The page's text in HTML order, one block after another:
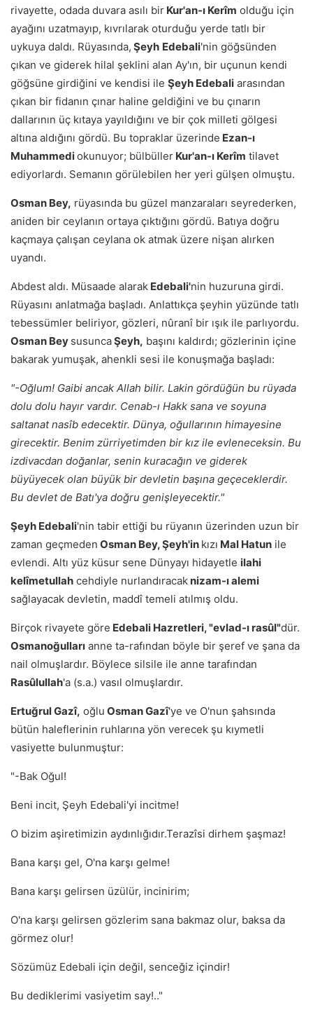
rivayette, odada duvara asılı bir Kur'an-ı Kerîm olduğu için
ayağını uzatmayıp, kıvrılarak oturduğu yerde tatlı bir
uykuya daldı. Rüyasında, Şeyh Edebali'nin göğsünden
çıkan ve giderek hilal şeklini alan Ay'ın, bir uçunun kendi
göğsüne girdiğini ve kendisi ile Şeyh Edebali arasından
çıkan bir fidanın çınar haline geldiğini ve bu çınarın
dallarının üç kıtaya yayıldığını ve bir çok milleti gölgesi
altına aldığını gördü. Bu topraklar üzerinde Ezan-ı
Muhammediokunuyor; bülbüller Kur'an-ı Kerîm tilavet
ediyorlardı. Semanın görülebilen her yeri gülşen olmuştu.
Osman Bey, rüyasında bu güzel manzaraları seyrederken,
aniden bir ceylanın ortaya çıktığını gördü. Batıya doğru
kaçmaya çalışan ceylana ok atmak üzere nişan alırken
uyandı.
Abdest aldı. Müsaade alarak Edebali'nin huzuruna girdi.
Rüyasını anlatmağa başladı. Anlattıkça şeyhin yüzünde tatlı
tebessümler beliriyor, gözleri, nûranî bir ışık ile parlıyordu.
Osman Bey susuncaŞeyh, başını kaldırdı; gözlerinin içine
bakarak yumuşak, ahenkli sesi ile konuşmağa başladı:
"-Oğlum! Gaibi ancak Allah bilir. Lakin gördüğün bu rüyada
dolu dolu hayır vardır. Cenab-ı Hakk sana ve soyuna
saltanat nasîb edecektir. Dünya, oğullarının himayesine
girecektir. Benim zürriyetimden bir kız ile evleneceksin. Bu
izdivacdan doğanlar, senin kuracağın ve giderek
büyüyecek olan büyük bir devletin başına geçeceklerdir.
Bu devlet de Batı'ya doğru genişleyecektir."
Şeyh Edebali'nin tabir ettiği bu rüyanın üzerinden uzun bir
zaman geçmeden Osman Bey, Şeyh'in kızı Mal Hatun ile
evlendi. Altı yüz küsur sene Dünyayı hidayetle ilahi
kelîmetullah cehdiyle nurlandıracak nizam-ı alemi
sağlayacak devletin, maddî temeli atılmış oldu.
Birçok rivayete göre Edebali Hazretleri, "evlad-ı rasûl"dür.
Osmanoğulları anne ta-rafından böyle bir şeref ve şana da
nail olmuşlardır. Böylece silsile ile anne tarafından
Rasûlullah'a (s.a.) vasıl olmuşlardır.
Ertuğrul Gazî, oğlu Osman Gazî'ye ve O'nun şahsında
bütün haleflerinin ruhlarına yön verecek şu kıymetli
vasiyette bulunmuştur:
"-Bak Oğul!
Beni incit, Şeyh Edebali'yi incitme!
O bizim aşiretimizin aydınlığıdır.Terazîsi dirhem şaşmaz!
Bana karşı gel, O'na karşı gelme!
Bana karşı gelirsen üzülür, incinirim;
O'na karşı gelirsen gözlerim sana bakmaz olur, baksa da
görmez olur!
Sözümüz Edebali için değil, senceğiz içindir!
Bu dediklerimi vasiyetim say!.."